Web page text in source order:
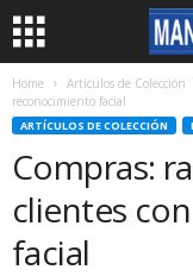
Home Artículos de Colección
reconocimiento facial
ARTÍCULOS DE COLECCIÓN
Compras:
clientes
facial